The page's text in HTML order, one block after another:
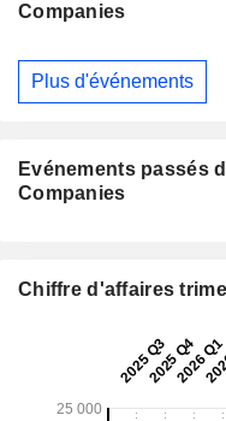
Companies
Plus d'événements
Evénements passés
Companies
Chiffre d'affaires